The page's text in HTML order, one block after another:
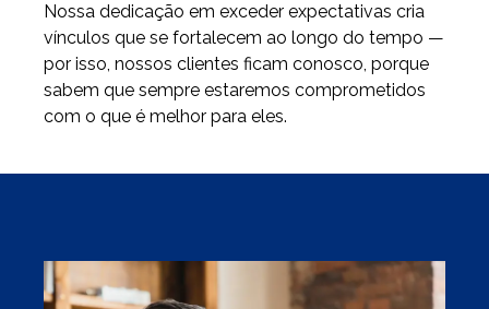
Nossa dedicação em exceder expectativas cria
vínculos que se fortalecem ao longo do tempo —
por isso, nossos clientes ficam conosco, porque
sabem que sempre estaremos comprometidos
com o que é melhor para eles.